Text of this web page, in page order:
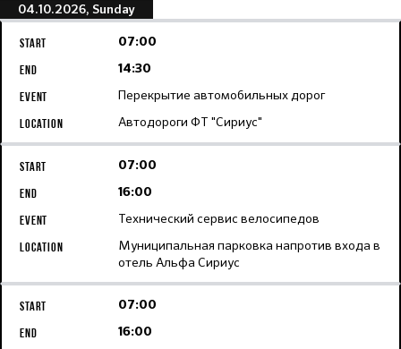
04.10.2026, Sunday
07:00
14:30
Перекрытие автомобильных дорог
Автодороги ФТ "Сириус"
07:00
16:00
Технический сервис велосипедов
Муниципальная парковка напротив входа в
отель Альфа Сириус
07:00
16:00